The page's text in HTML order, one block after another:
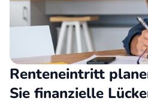
Renteneintritt
Sie finanzielle